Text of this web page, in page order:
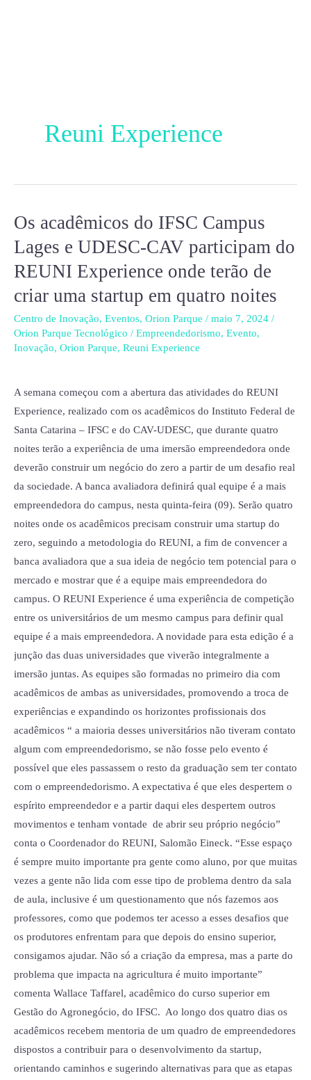
Reuni Experience
Os acadêmicos do IFSC Campus
Lages e UDESC-CAV participam do
REUNI Experience onde terão de
criar uma startup em quatro noites
Centro de Inovação, Eventos, Orion Parque / maio 7, 2024 /
Orion Parque Tecnológico / Empreendedorismo, Evento,
Inovação, Orion Parque, Reuni Experience
A semana começou com a abertura das atividades do REUNI
Experience, realizado com os acadêmicos do Instituto Federal de
Santa Catarina – IFSC e do CAV-UDESC, que durante quatro
noites terão a experiência de uma imersão empreendedora onde
deverão construir um negócio do zero a partir de um desafio real
da sociedade. A banca avaliadora definirá qual equipe é a mais
empreendedora do campus, nesta quinta-feira (09). Serão quatro
noites onde os acadêmicos precisam construir uma startup do
zero, seguindo a metodologia do REUNI, a fim de convencer a
banca avaliadora que a sua ideia de negócio tem potencial para o
mercado e mostrar que é a equipe mais empreendedora do
campus. O REUNI Experience é uma experiência de competição
entre os universitários de um mesmo campus para definir qual
equipe é a mais empreendedora. A novidade para esta edição é a
junção das duas universidades que viverão integralmente a
imersão juntas. As equipes são formadas no primeiro dia com
acadêmicos de ambas as universidades, promovendo a troca de
experiências e expandindo os horizontes profissionais dos
acadêmicos “ a maioria desses universitários não tiveram contato
algum com empreendedorismo, se não fosse pelo evento é
possível que eles passassem o resto da graduação sem ter contato
com o empreendedorismo. A expectativa é que eles despertem o
espírito empreendedor e a partir daqui eles despertem outros
movimentos e tenham vontade de abrir seu próprio negócio”
conta o Coordenador do REUNI, Salomão Eineck. “Esse espaço
é sempre muito importante pra gente como aluno, por que muitas
vezes a gente não lida com esse tipo de problema dentro da sala
de aula, inclusive é um questionamento que nós fazemos aos
professores, como que podemos ter acesso a esses desafios que
os produtores enfrentam para que depois do ensino superior,
consigamos ajudar. Não só a criação da empresa, mas a parte do
problema que impacta na agricultura é muito importante”
comenta Wallace Taffarel, acadêmico do curso superior em
Gestão do Agronegócio, do IFSC. Ao longo dos quatro dias os
acadêmicos recebem mentoria de um quadro de empreendedores
dispostos a contribuir para o desenvolvimento da startup,
orientando caminhos e sugerindo alternativas para que as etapas
Os
do
IFSC
Campus
Lages
e
UDESC-
participam
do
REUNI
Experience
onde
terão
criar
startup
noites